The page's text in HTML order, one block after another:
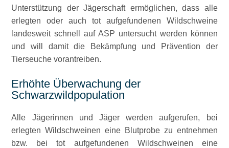
Unterstützung der Jägerschaft ermöglichen, dass alle
erlegten oder auch tot aufgefundenen Wildschweine
landesweit schnell auf ASP untersucht werden können
und will damit die Bekämpfung und Prävention der
Tierseuche vorantreiben.
Erhöhte Überwachung der
Schwarzwildpopulation
Alle Jägerinnen und Jäger werden aufgerufen, bei
erlegten Wildschweinen eine Blutprobe zu entnehmen
bzw. bei tot aufgefundenen Wildschweinen eine